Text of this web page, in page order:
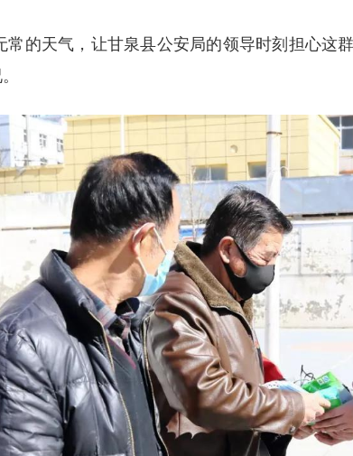
天气，让甘泉县公安局的领导时刻担心这群